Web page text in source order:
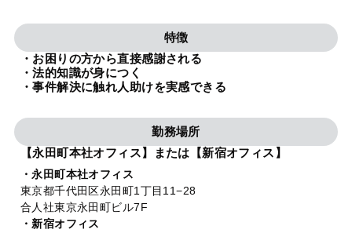
特徴
・お困りの方から直接感謝される
・法的知識が身につく
・事件解決に触れ人助けを実感できる
勤務場所
【永田町本社オフィス】または【新宿オフィス】
・永田町本社オフィス
東京都千代田区永田町1丁目11−28
合人社東京永田町ビル7F
・新宿オフィス